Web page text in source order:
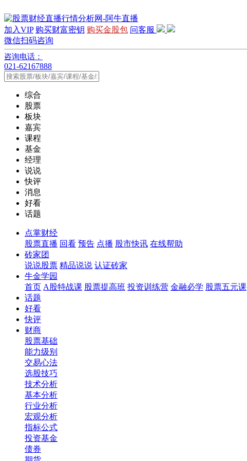
加入VIP 购买财富密钥 购买金股包 问客服
微信扫码咨询
咨询电话：
021-62167888
综合
股票
板块
嘉宾
课程
基金
经理
说说
快评
消息
好看
话题
点掌财经
股票直播 回看 预告 点播 股市快讯 在线帮助
砖家团
说说股票 精品说说 认证砖家
牛金学园
首页 A股特战课 股票提高班 投资训练营 金融必学 股票五元课
话题
好看
快评
财商
股票基础
能力级别
交易心法
选股技巧
技术分析
基本分析
行业分析
宏观分析
指标公式
投资基金
债券